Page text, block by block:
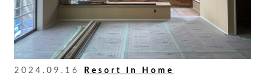
2024.09.16 Resort In Home